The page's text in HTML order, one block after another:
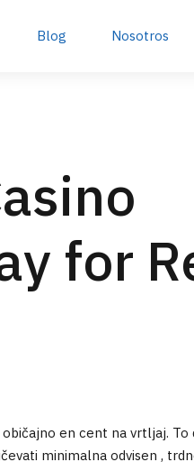
Blog Nosotros
for
en cent na vrtljaj. To
minimalna odvisen ,